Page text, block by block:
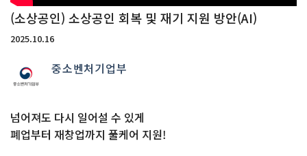
(소상공인) 소상공인 회복 및 재기 지원 방안(AI)
2025.10.16
중소벤처기업부
넘어져도 다시 일어설 수 있게
폐업부터 재창업까지 풀케어 지원!